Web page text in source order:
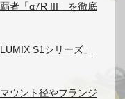
者「α7R III」を徹底
S1シリーズ」
ウント径やフランジ